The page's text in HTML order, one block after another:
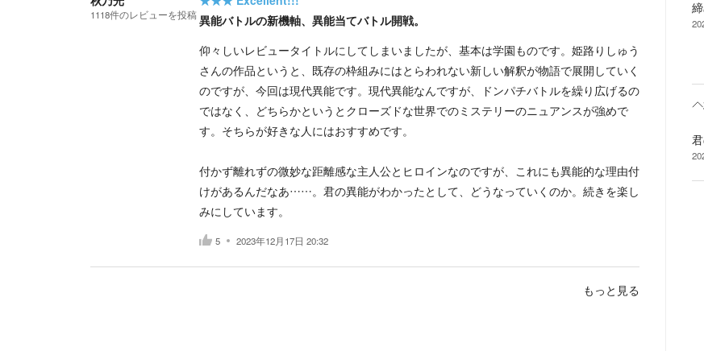
1118件のレビューを投稿 異能バトルの新機軸、異能当てバトル開戦。
仰々しいレビュータイトルにしてしまいましたが、基本は学園ものです。姫路りしゅう
さんの作品というと、既存の枠組みにはとらわれない新しい解釈が物語で展開していく
のですが、今回は現代異能です。現代異能なんですが、ドンパチバトルを繰り広げるの
ではなく、どちらかというとクローズドな世界でのミステリーのニュアンスが強めで
す。そちらが好きな人にはおすすめです。
付かず離れずの微妙な距離感な主人公とヒロインなのですが、これにも異能的な理由付
けがあるんだなあ……。君の異能がわかったとして、どうなっていくのか。続きを楽し
みにしています。
5 2023年12月17日 20:32
もっと見る